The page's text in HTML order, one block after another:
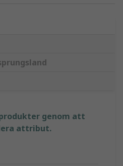
genom att
attribut.